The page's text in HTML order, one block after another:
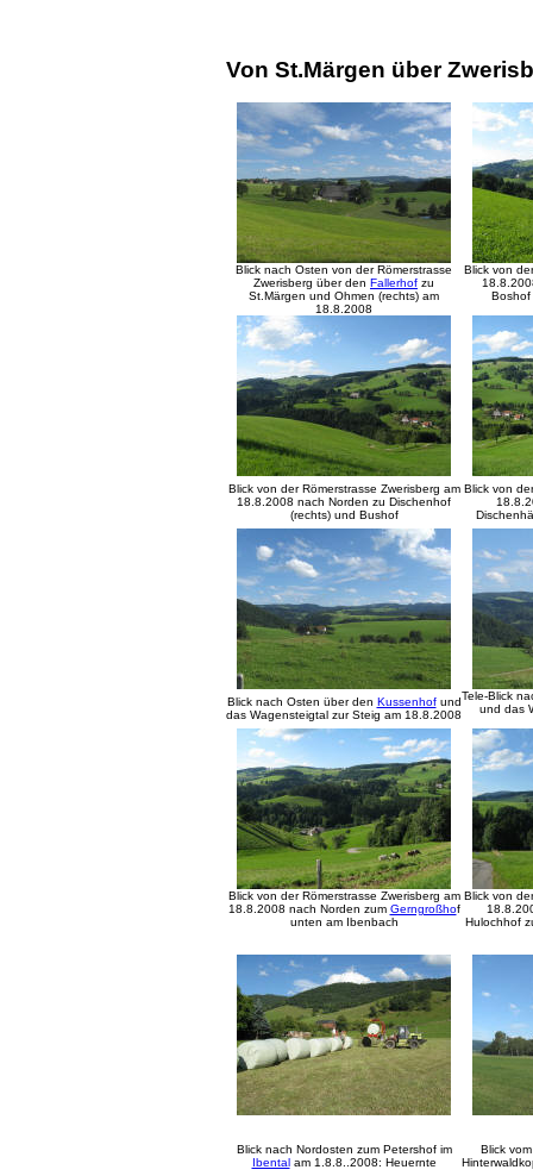
Von St.Märgen über
Blick nach Osten von der Römerstrasse
Zwerisberg über den Fallerhof zu
St.Märgen und Ohmen (rechts) am
18.8.2008
Blick von
Boshof
Blick von der Römerstrasse Zwerisberg am
18.8.2008 nach Norden zu Dischenhof
(rechts) und Bushof
Blick von
Blick nach Osten über den Kussenhofund
das Wagensteigtal zur Steig am 18. 8.2008
Tele-Blick
und das
Blick von der Römerstrasse Zwerisberg am
18.8.2008 nach Norden zum Gerngroßhof
unten am Ibenbach
Blick von
Hulochhof
Blick nach Nordosten zum Petershof im
Ibentalam 1.8.8..2008: Heuernte
Blick